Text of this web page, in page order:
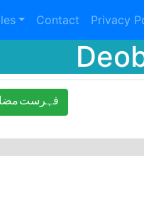
Contact Privacy
ﻓﮩﺮﺳﺖ